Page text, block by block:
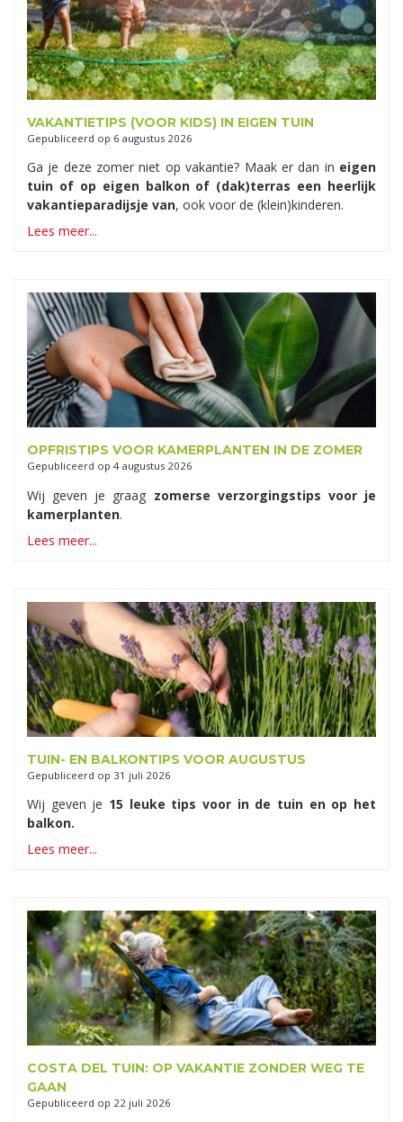
VAKANTIETIPS (VOOR KIDS) IN EIGEN TUIN
Gepubliceerd op 6 augustus 2026
Ga je deze zomer niet op vakantie? Maak er dan in eigen
tuin of op eigen balkon of (dak)terras een heerlijk
vakantieparadijsje van, ook voor de (klein)kinderen.
Lees meer...
OPFRISTIPS VOOR KAMERPLANTEN IN DE ZOMER
Gepubliceerd op 4 augustus 2026
Wij geven je graag zomerse verzorgingstips voor je
kamerplanten.
Lees meer...
TUIN- EN BALKONTIPS VOOR AUGUSTUS
Gepubliceerd op 31 juli 2026
Wij geven je 15 leuke tips voor in de tuin en op het
balkon.
Lees meer...
COSTA DEL TUIN: OP VAKANTIE ZONDER WEG TE
GAAN
Gepubliceerd op 22 juli 2026